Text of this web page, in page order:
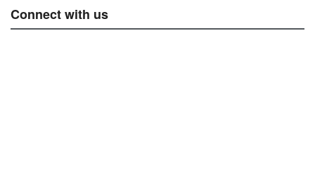
Connect with us